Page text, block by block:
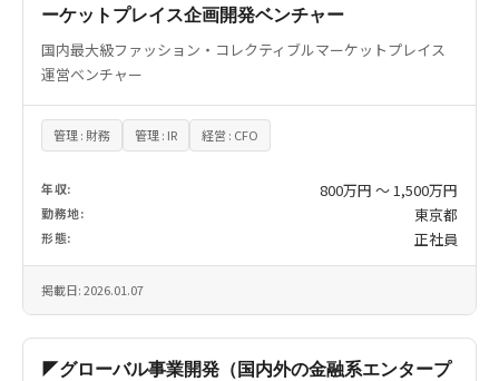
ーケットプレイス企画開発ベンチャー
国内最大級ファッション・コレクティブルマーケットプレイス
運営ベンチャー
管理 : 財務 管理 : IR 経営 : CFO
年収: 800万円 〜 1,500万円
勤務地: 東京都
形態: 正社員
掲載日: 2026.01.07
◤グローバル事業開発（国内外の金融系エンタープ